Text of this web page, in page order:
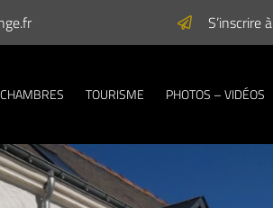
S’inscrire
TOURISME PHOTOS – VIDÉOS